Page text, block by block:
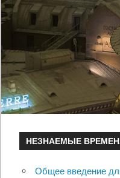
НЕЗНАЕМЫЕ
Общее введение